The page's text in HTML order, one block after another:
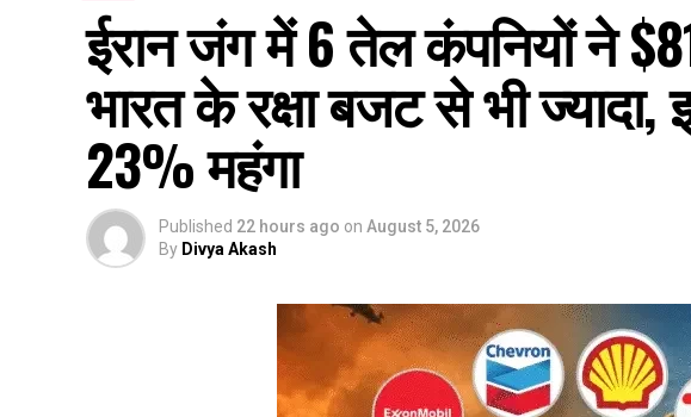
ईरान जंग में 6 तेल कंपनियों ने
भारत के रक्षा बजट से भी
23% महंगा
Published 22 hours ago on August 5, 2026
By Divya Akash